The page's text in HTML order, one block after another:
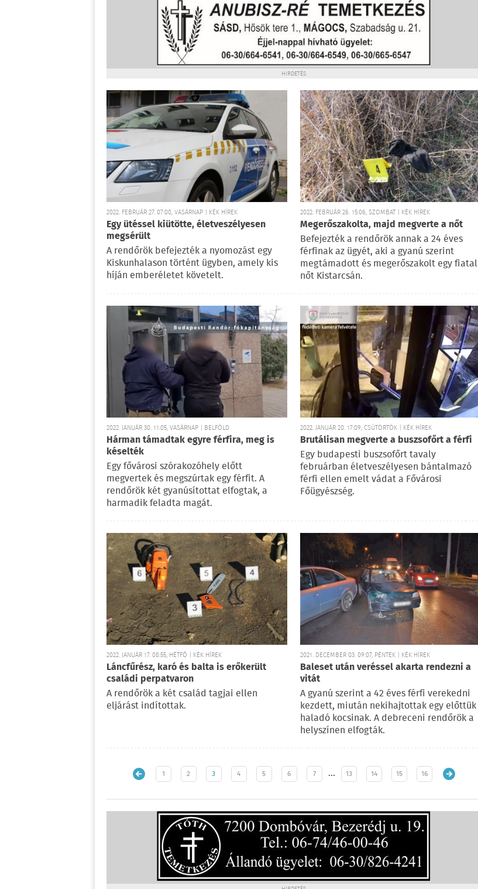
HIRDETÉS
2022. FEBRUÁR 27. 07:00, VASÁRNAP | KÉK HÍREK
Egy ütéssel kiütötte, életveszélyesen
megsérült
A rendőrök befejezték a nyomozást egy
Kiskunhalason történt ügyben, amely kis
híján emberéletet követelt.
2022. FEBRUÁR 26. 15:06, SZOMBAT | KÉK HÍREK
Megerőszakolta, majd megverte a nőt
Befejezték a rendőrök annak a 24 éves
férfinak az ügyét, aki a gyanú szerint
megtámadott és megerőszakolt egy fiatal
nőt Kistarcsán.
2022. JANUÁR 30. 11:05, VASÁRNAP | BELFÖLD
Hárman támadtak egyre férfira, meg is
késelték
Egy fővárosi szórakozóhely előtt
megvertek és megszúrtak egy férfit. A
rendőrök két gyanúsítottat elfogtak, a
harmadik feladta magát.
2022. JANUÁR 20. 17:09, CSÜTÖRTÖK | KÉK HÍREK
Brutálisan megverte a buszsofőrt a férfi
Egy budapesti buszsofőrt tavaly
februárban életveszélyesen bántalmazó
férfi ellen emelt vádat a Fővárosi
Főügyészség.
2022. JANUÁR 17. 08:55, HÉTFŐ | KÉK HÍREK
Láncfűrész, karó és balta is erőkerült
családi perpatvaron
A rendőrök a két család tagjai ellen
eljárást indítottak.
2021. DECEMBER 03. 09:07, PÉNTEK | KÉK HÍREK
Baleset után veréssel akarta rendezni a
vitát
A gyanú szerint a 42 éves férfi verekedni
kezdett, miután nekihajtottak egy előttük
haladó kocsinak. A debreceni rendőrök a
helyszínen elfogták.
1 2 3 4 5 6 7 … 13 14 15 16